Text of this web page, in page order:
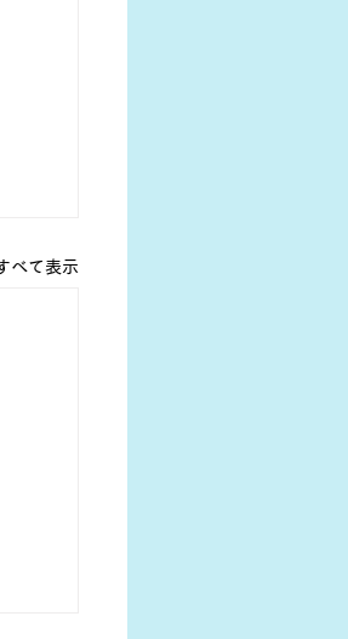
べて表示